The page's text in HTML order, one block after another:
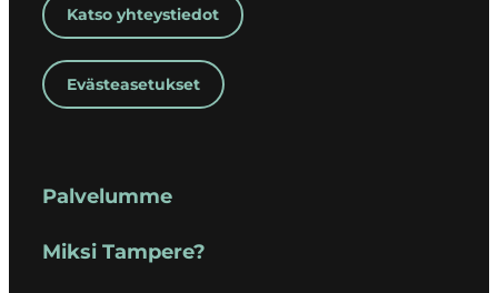
Katso yhteystiedot
Evästeasetukset
Palvelumme
Miksi Tampere?